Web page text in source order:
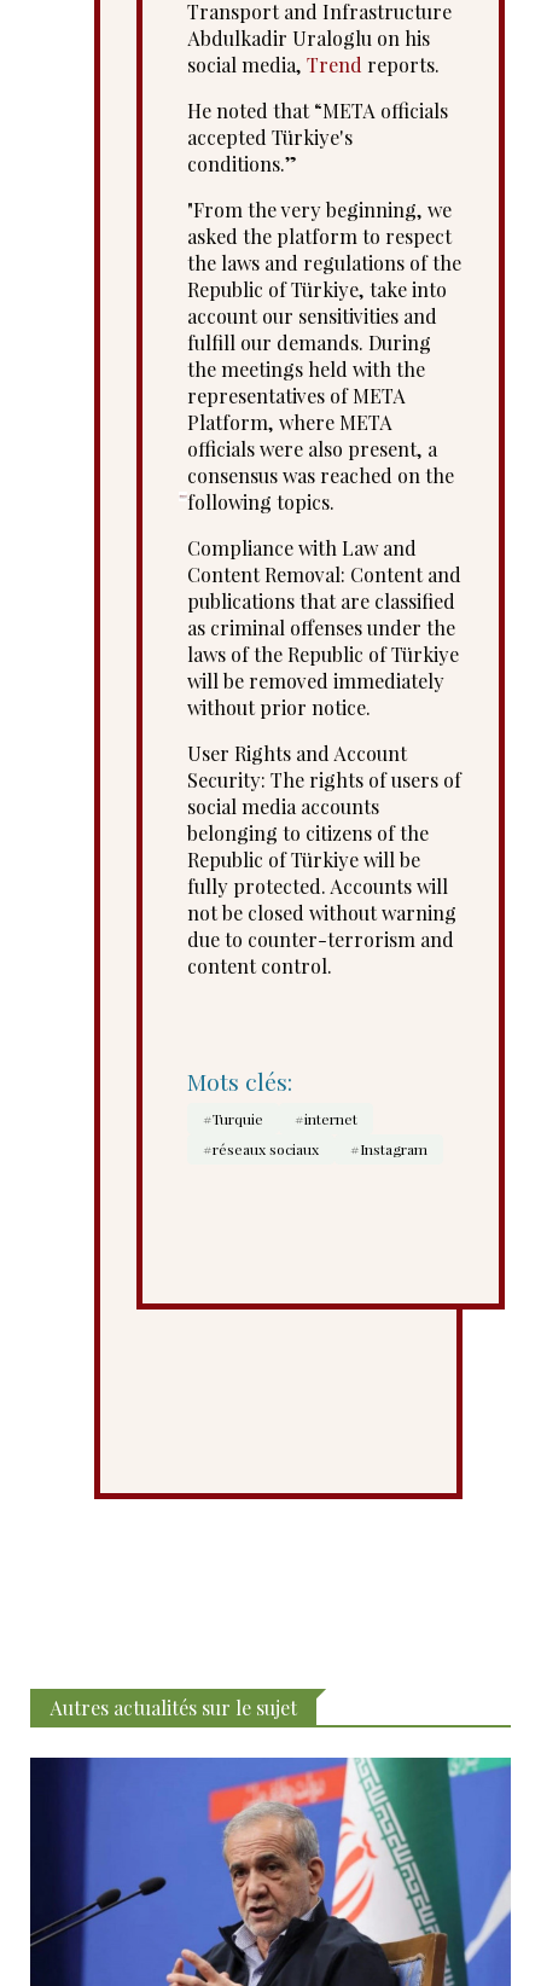
Transport and Infrastructure
Abdulkadir Uraloglu on his
social media, Trend reports.
He noted that “META officials
accepted Türkiye's
conditions.”
"From the very beginning, we
asked the platform to respect
the laws and regulations of the
Republic of Türkiye, take into
account our sensitivities and
fulfill our demands. During
the meetings held with the
representatives of META
Platform, where META
officials were also present, a
consensus was reached on the
following topics.
Compliance with Law and
Content Removal: Content and
publications that are classified
as criminal offenses under the
laws of the Republic of Türkiye
will be removed immediately
without prior notice.
User Rights and Account
Security: The rights of users of
social media accounts
belonging to citizens of the
Republic of Türkiye will be
fully protected. Accounts will
not be closed without warning
due to counter-terrorism and
content control.
Mots clés:
#Turquie
#internet
#réseaux sociaux
#Instagram
Autres actualités sur le sujet